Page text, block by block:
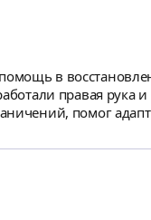
в
правая рука и
помог
помощь с